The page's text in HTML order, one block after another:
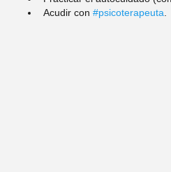
Acudir con #psicoterapeuta